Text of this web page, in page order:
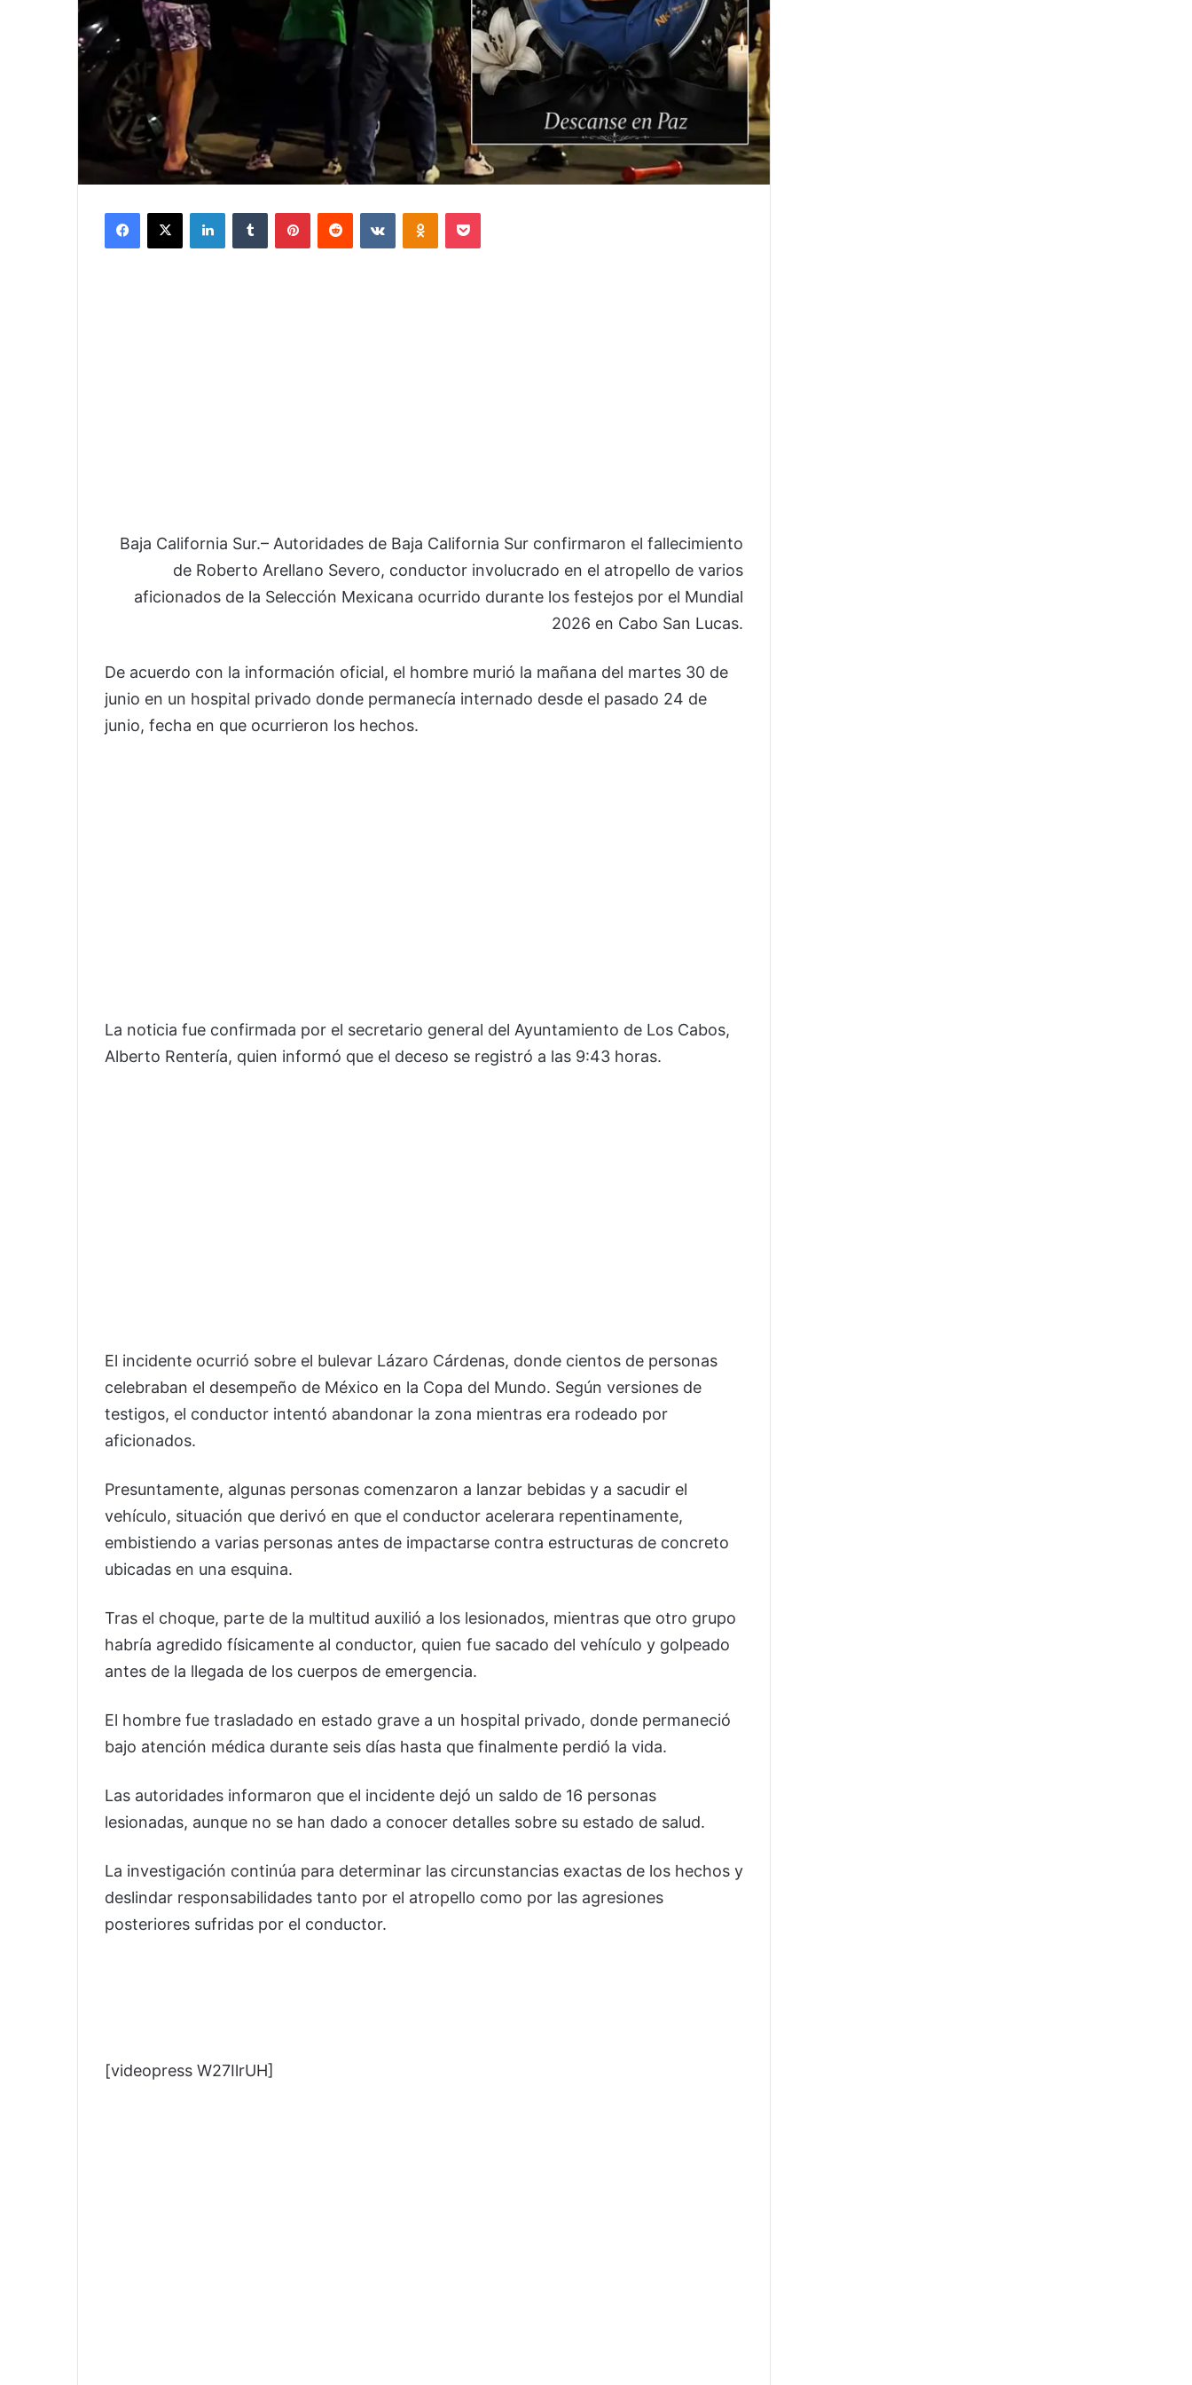
Facebook
X LinkedInTumblr PinterestReddit VKontakteOdnoklassniki
Pocket
Baja California Sur.– Autoridades de Baja California Sur confirmaron el fallecimiento
de Roberto Arellano Severo, conductor involucrado en el atropello de varios
aficionados de la Selección Mexicana ocurrido durante los festejos por el Mundial
2026 en Cabo San Lucas.
De acuerdo con la información oficial, el hombre murió la mañana del martes 30 de
junio en un hospital privado donde permanecía internado desde el pasado 24 de
junio, fecha en que ocurrieron los hechos.
La noticia fue confirmada por el secretario general del Ayuntamiento de Los Cabos,
Alberto Rentería, quien informó que el deceso se registró a las 9:43 horas.
El incidente ocurrió sobre el bulevar Lázaro Cárdenas, donde cientos de personas
celebraban el desempeño de México en la Copa del Mundo. Según versiones de
testigos, el conductor intentó abandonar la zona mientras era rodeado por
aficionados.
Presuntamente, algunas personas comenzaron a lanzar bebidas y a sacudir el
vehículo, situación que derivó en que el conductor acelerara repentinamente,
embistiendo a varias personas antes de impactarse contra estructuras de concreto
ubicadas en una esquina.
Tras el choque, parte de la multitud auxilió a los lesionados, mientras que otro grupo
habría agredido físicamente al conductor, quien fue sacado del vehículo y golpeado
antes de la llegada de los cuerpos de emergencia.
El hombre fue trasladado en estado grave a un hospital privado, donde permaneció
bajo atención médica durante seis días hasta que finalmente perdió la vida.
Las autoridades informaron que el incidente dejó un saldo de 16 personas
lesionadas, aunque no se han dado a conocer detalles sobre su estado de salud.
La investigación continúa para determinar las circunstancias exactas de los hechos y
deslindar responsabilidades tanto por el atropello como por las agresiones
posteriores sufridas por el conductor.
[videopress W27IlrUH]